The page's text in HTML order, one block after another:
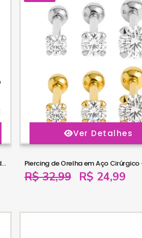
Piercing para Orelha - Labret Cluster Pirâmide em Titânio - 6ORE1068
Ver Detalhes
R$ 32,99 R$ 24,99